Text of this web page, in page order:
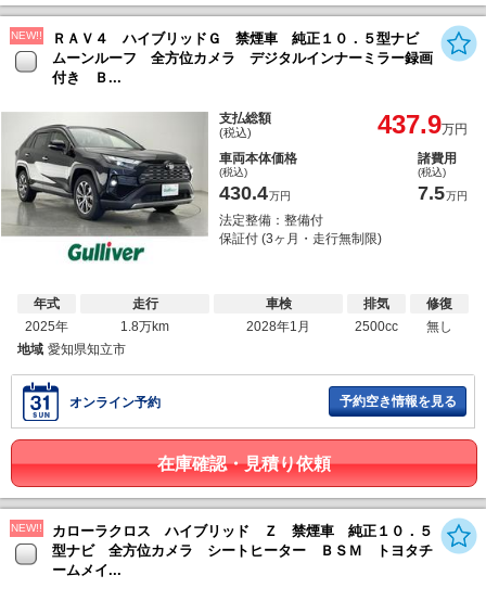
NEW!!
ＲＡＶ４ ハイブリッドＧ 禁煙車 純正１０．５型ナビ
ムーンルーフ 全方位カメラ デジタルインナーミラー録画
付き Ｂ...
支払総額
(税込) 437.9万円
車両本体価格
(税込)
430.4万円
諸費用
(税込)
7.5万円
法定整備：整備付
保証付 (3ヶ月・走行無制限)
年式
2025年
走行
1.8万km
車検
2028年1月
排気
2500cc
修復
無し
地域 愛知県知立市
オンライン予約 予約空き情報を見る
在庫確認・見積り依頼
NEW!!
カローラクロス ハイブリッド Ｚ 禁煙車 純正１０．５
型ナビ 全方位カメラ シートヒーター ＢＳＭ トヨタチ
ームメイ...